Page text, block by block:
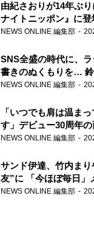
由紀さおりが14年ぶ
ナイトニッポン』に登
NEWS ONLINE 編集部
SNS全盛の時代に、
書きのぬくもりを…
直筆はがきが届く！
郵便局
NEWS ONLINE 編集部
「いつでも肩は温ま
す」デビュー30周年
『オールナイトニッポ
NEWS ONLINE 編集部
サンド伊達、竹内まり
友”に 「今ほぼ毎日」
り取り明かす
NEWS ONLINE 編集部